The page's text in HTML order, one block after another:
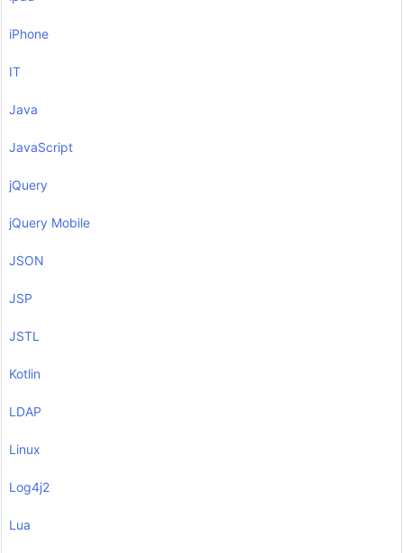
iPhone
IT
Java
JavaScript
jQuery
jQuery Mobile
JSON
JSP
JSTL
Kotlin
LDAP
Linux
Log4j2
Lua